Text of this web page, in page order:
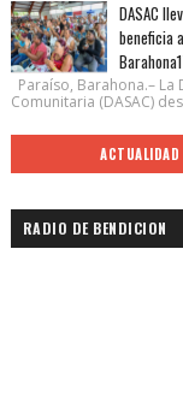
DASAC
beneficia
Paraíso, Barahona.–
Comunitaria (DASAC)
ACTUALIDAD
RADIO DE BENDICION